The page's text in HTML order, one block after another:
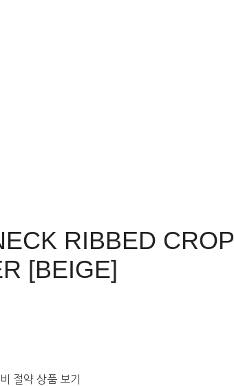
RIBBED CROP
[BEIGE]
절약 상품 보기